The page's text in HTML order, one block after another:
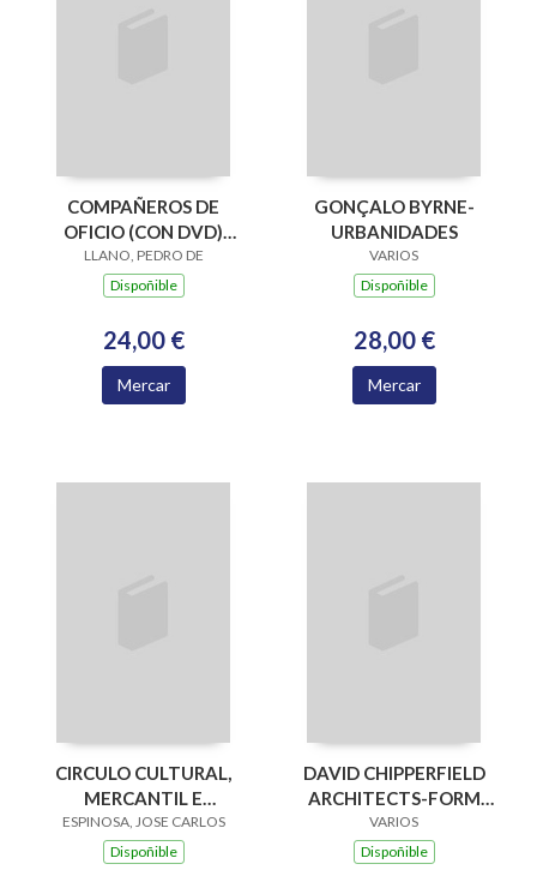
COMPAÑEROS DE
OFICIO (CON DVD)
CASTELLANO-
GALLEGO-ENGLISH
LLANO, PEDRO DE
Dispoñible
24,00 €
Mercar
GONÇALO BYRNE-
URBANIDADES
VARIOS
Dispoñible
28,00 €
Mercar
CIRCULO CULTURAL,
MERCANTIL E
INDUSTRIAL DE VIGO
120 AÑOS HI
ESPINOSA, JOSE CARLOS
Dispoñible
DAVID CHIPPERFIELD
ARCHITECTS-FORM
MATTERS
VARIOS
Dispoñible